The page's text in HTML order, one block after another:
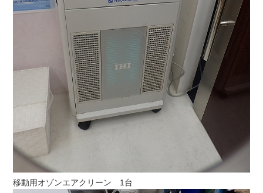
移動用オゾンエアクリーン 1台